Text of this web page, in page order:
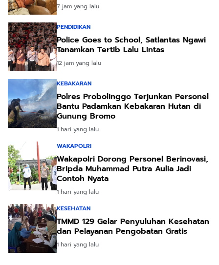
7 jam yang lalu
PENDIDIKAN
Police Goes to School, Satlantas Ngawi
Tanamkan Tertib Lalu Lintas
12 jam yang lalu
KEBAKARAN
Polres Probolinggo Terjunkan Personel
Bantu Padamkan Kebakaran Hutan di
Gunung Bromo
1 hari yang lalu
WAKAPOLRI
Wakapolri Dorong Personel Berinovasi,
Bripda Muhammad Putra Aulia Jadi
Contoh Nyata
1 hari yang lalu
KESEHATAN
TMMD 129 Gelar Penyuluhan Kesehatan
dan Pelayanan Pengobatan Gratis
1 hari yang lalu